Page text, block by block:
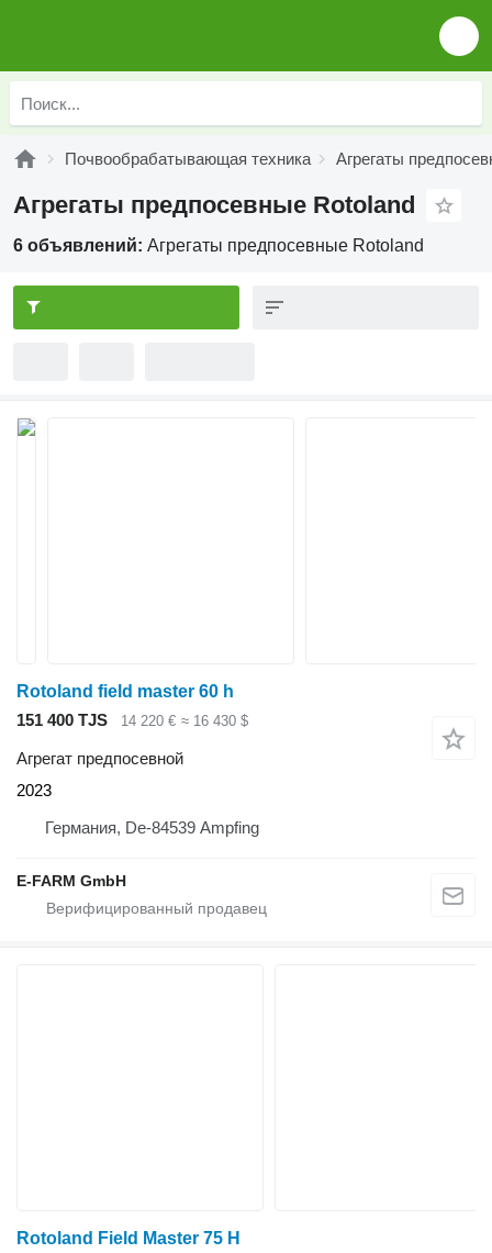
Почвообрабатывающая техника Агрегаты
Агрегаты предпосевные Rotoland
6 объявлений: Агрегаты предпосевные Rotoland
Rotoland field master 60 h
151 400 TJS
14 220 € ≈ 16 430 $
Агрегат предпосевной
2023
Германия, De-84539 Ampfing
E-FARM GmbH
Rotoland Field Master 75 H